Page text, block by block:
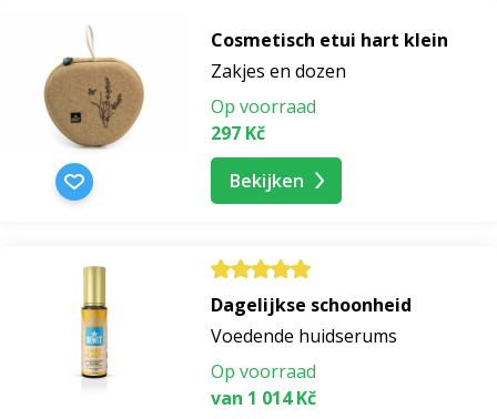
serum tegen haaruitval
baardserum
nachtserum
serum voor de groei van wenkbrauwen
Cosmetisch etui hart klein
Zakjes en dozen
Op voorraad
297 Kč
Bekijken
Dagelijkse schoonheid
Voedende huidserums
Op voorraad
van 1 014 Kč